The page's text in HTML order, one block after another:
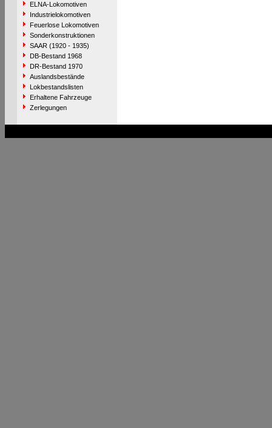
ELNA-Lokomotiven
Industrielokomotiven
Feuerlose Lokomotiven
Sonderkonstruktionen
SAAR (1920 - 1935)
DB-Bestand 1968
DR-Bestand 1970
Auslandsbestände
Lokbestandslisten
Erhaltene Fahrzeuge
Zerlegungen